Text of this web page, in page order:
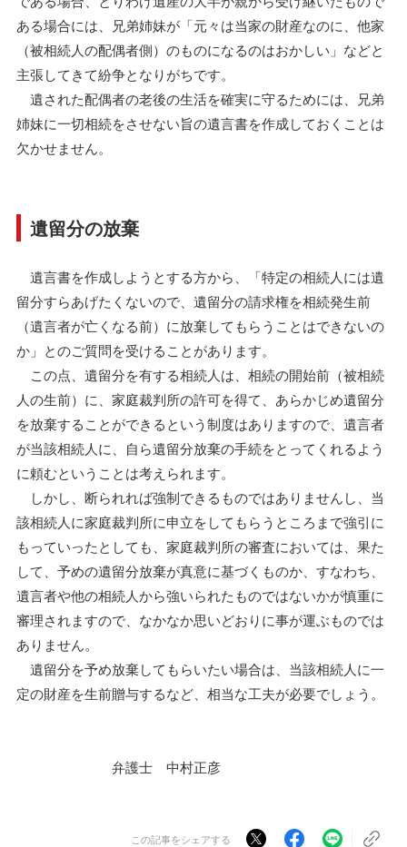
ある場合には、兄弟姉妹が「元々は当家の財産なのに、他家
（被相続人の配偶者側）のものになるのはおかしい」などと
主張してきて紛争となりがちです。
遺された配偶者の老後の生活を確実に守るためには、兄弟
姉妹に一切相続をさせない旨の遺言書を作成しておくことは
欠かせません。
遺留分の放棄
遺言書を作成しようとする方から、「特定の相続人には遺
留分すらあげたくないので、遺留分の請求権を相続発生前
（遺言者が亡くなる前）に放棄してもらうことはできないの
か」とのご質問を受けることがあります。
この点、遺留分を有する相続人は、相続の開始前（被相続
人の生前）に、家庭裁判所の許可を得て、あらかじめ遺留分
を放棄することができるという制度はありますので、遺言者
が当該相続人に、自ら遺留分放棄の手続をとってくれるよう
に頼むということは考えられます。
しかし、断られれば強制できるものではありませんし、当
該相続人に家庭裁判所に申立をしてもらうところまで強引に
もっていったとしても、家庭裁判所の審査においては、果た
して、予めの遺留分放棄が真意に基づくものか、すなわち、
遺言者や他の相続人から強いられたものではないかが慎重に
審理されますので、なかなか思いどおりに事が運ぶものでは
ありません。
遺留分を予め放棄してもらいたい場合は、当該相続人に一
定の財産を生前贈与するなど、相当な工夫が必要でしょう。
弁護士 中村正彦
この記事をシェアする